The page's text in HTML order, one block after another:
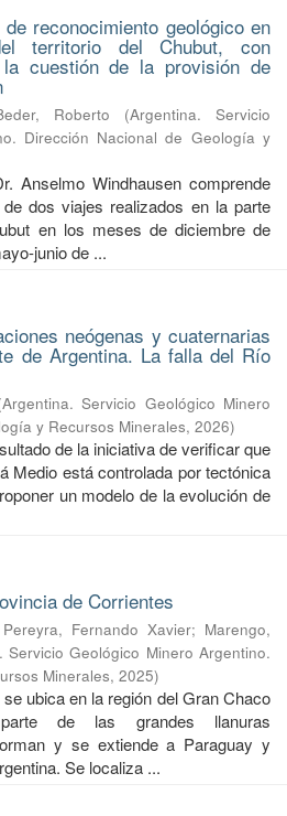
reconocimiento geológico en
territorio del Chubut, con
cuestión de la provisión de
Roberto (Argentina. Servicio
Dirección Nacional de Geología y
Anselmo Windhausen comprende
dos viajes realizados en la parte
en los meses de diciembre de
junio de ...
neógenas y cuaternarias
de Argentina. La falla del Río
Argentina. Servicio Geológico Minero
y Recursos Minerales, 2026)
de la iniciativa de verificar que
Medio está controlada por tectónica
un modelo de la evolución de
de Corrientes
Pereyra, Fernando Xavier; Marengo,
Servicio Geológico Minero Argentino.
Minerales, 2025)
ubica en la región del Gran Chaco
de las grandes llanuras
y se extiende a Paraguay y
Se localiza ...